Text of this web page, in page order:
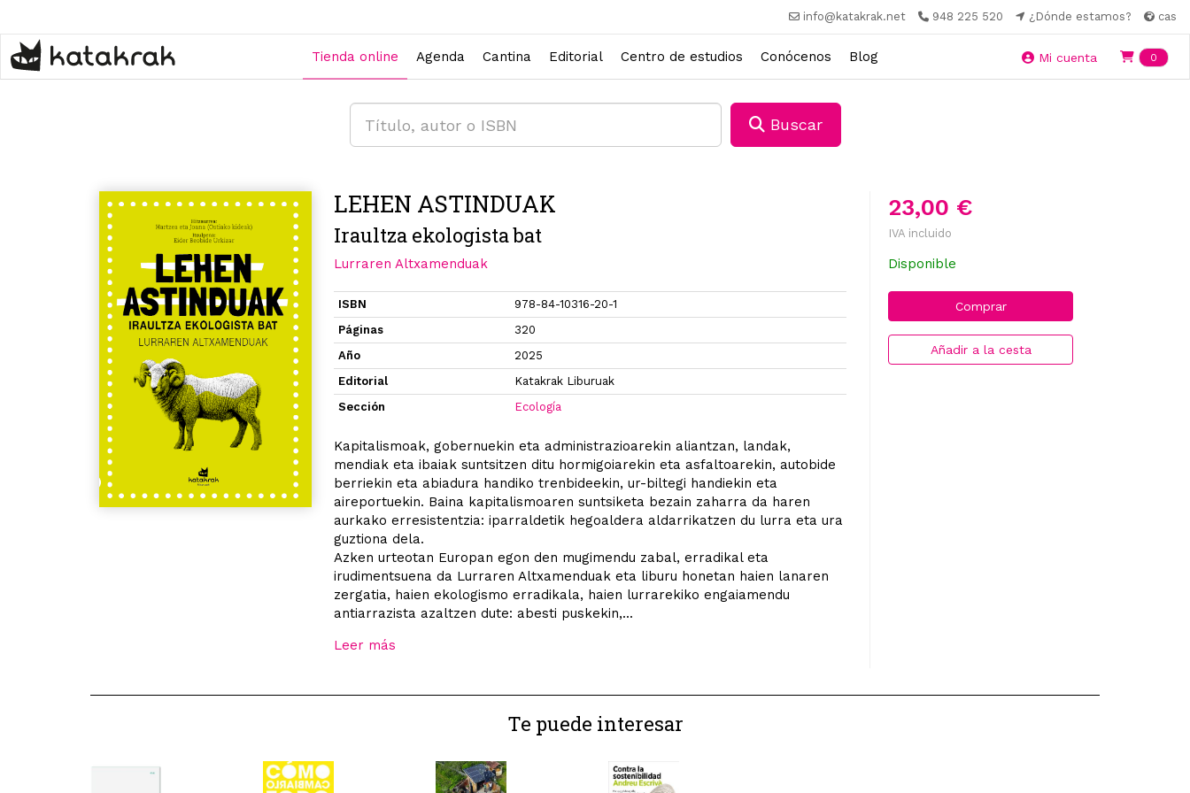
contenido
principal
info@katakrak.net 948 225 520 ¿Dónde estamos? cas
Tienda online Agenda Cantina Editorial Centro de estudios Conócenos Blog Mi cuenta 0
Buscar
23,00 €
IVA incluido
Disponible
Comprar
Añadir a la cesta
LEHEN ASTINDUAK
Iraultza ekologista bat
Lurraren Altxamenduak
ISBN
978-84-10316-20-1
Páginas
320
Año
2025
Editorial
Katakrak Liburuak
Sección
Ecología
Kapitalismoak, gobernuekin eta administrazioarekin aliantzan, landak,
mendiak eta ibaiak suntsitzen ditu hormigoiarekin eta asfaltoarekin, autobide
berriekin eta abiadura handiko trenbideekin, ur-biltegi handiekin eta
aireportuekin. Baina kapitalismoaren suntsiketa bezain zaharra da haren
aurkako erresistentzia: iparraldetik hegoaldera aldarrikatzen du lurra eta ura
guztiona dela.
Azken urteotan Europan egon den mugimendu zabal, erradikal eta
irudimentsuena da Lurraren Altxamenduak eta liburu honetan haien lanaren
zergatia, haien ekologismo erradikala, haien lurrarekiko engaiamendu
antiarrazista azaltzen dute: abesti puskekin,...
Leer más
Te puede interesar